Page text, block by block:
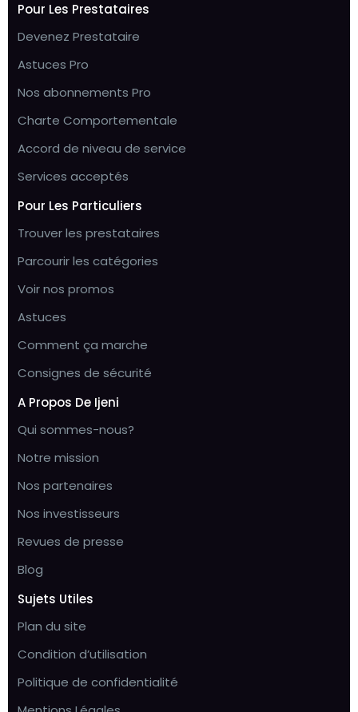
Pour Les Prestataires
Devenez Prestataire
Astuces Pro
Nos abonnements Pro
Charte Comportementale
Accord de niveau de service
Services acceptés
Pour Les Particuliers
Trouver les prestataires
Parcourir les catégories
Voir nos promos
Astuces
Comment ça marche
Consignes de sécurité
A Propos De Ijeni
Qui sommes-nous?
Notre mission
Nos partenaires
Nos investisseurs
Revues de presse
Blog
Sujets Utiles
Plan du site
Condition d’utilisation
Politique de confidentialité